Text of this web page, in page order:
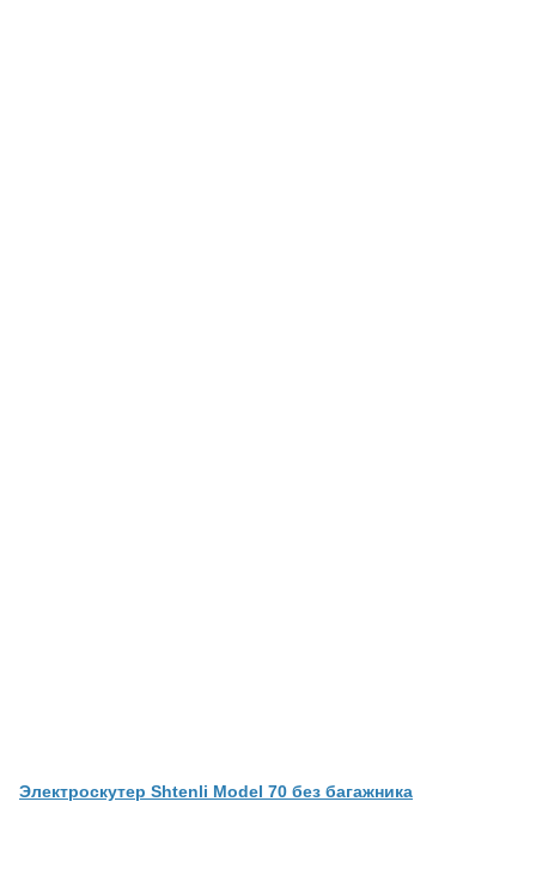
Электроскутер Shtenli Model 70 без багажника